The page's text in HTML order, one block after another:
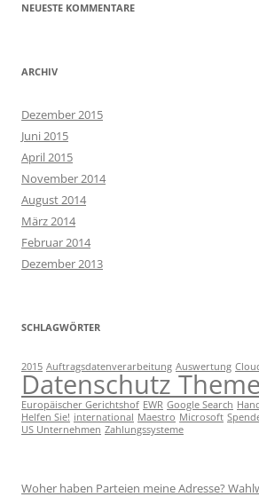
NEUESTE KOMMENTARE
ARCHIV
Dezember 2015
Juni 2015
April 2015
November 2014
August 2014
März 2014
Februar 2014
Dezember 2013
SCHLAGWÖRTER
2015 Auftragsdatenverarbeitung Auswertung
Datenschutz
Europäischer Gerichtshof EWR Google Search
Helfen Sie! international Maestro Microsoft
US Unternehmen Zahlungssysteme
Woher haben Parteien meine Adresse?